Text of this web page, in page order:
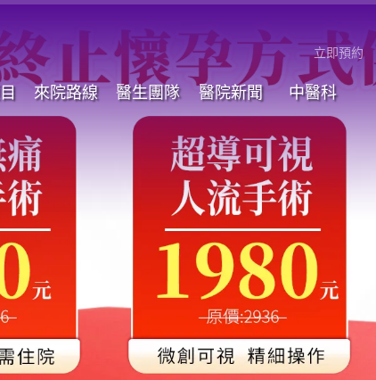
立即預約
來院路線 醫生團隊 醫院新聞 中醫科